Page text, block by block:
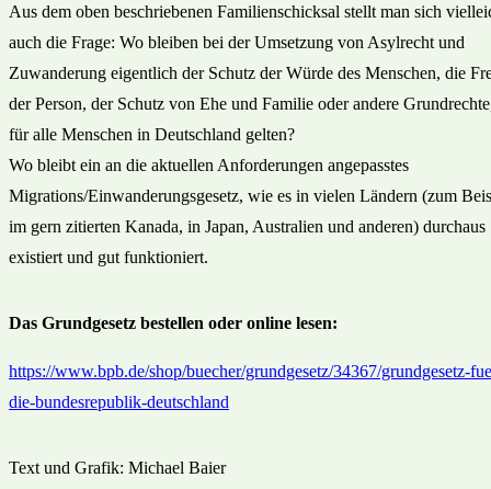
Aus dem oben beschriebenen Familienschicksal stellt man sich
auch die Frage: Wo bleiben bei der Umsetzung von Asylrecht und
Zuwanderung eigentlich der Schutz der Würde des Menschen, die
der Person, der Schutz von Ehe und Familie oder andere
für alle Menschen in Deutschland gelten?
Wo bleibt ein an die aktuellen Anforderungen angepasstes
Migrations/Einwanderungsgesetz, wie es in vielen Ländern (zum
im gern zitierten Kanada, in Japan, Australien und anderen) durchaus
existiert und gut funktioniert.
Das Grundgesetz bestellen oder online lesen:
https://www.bpb.de/shop/buecher/grundgesetz/34367/grundgesetz-
die-bundesrepublik-deutschland
Text und Grafik: Michael Baier